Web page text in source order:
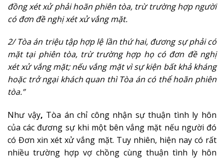
đồng xét xử phải hoãn phiên tòa, trừ trường hợp người
có đơn đề nghị xét xử vắng mặt.
2/ Tòa án triệu tập hợp lệ lần thứ hai, đương sự phải có
mặt tại phiên tòa, trừ trường hợp họ có đơn đề nghị
xét xử vắng mặt; nếu vắng mặt vì sự kiện bất khả kháng
hoặc trở ngại khách quan thì Tòa án có thể hoãn phiên
tòa.”
Như vậy, Tòa án chỉ công nhận sự thuận tình ly hôn
của các đương sự khi một bên vắng mặt nếu người đó
có Đơn xin xét xử vắng mặt. Tuy nhiên, hiện nay có rất
nhiều trường hợp vợ chồng cùng thuận tình ly hôn